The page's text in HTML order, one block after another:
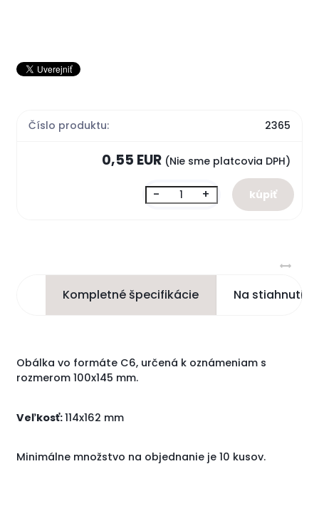
Číslo produktu: 2365
0,55 EUR (Nie sme platcovia DPH)
- +
Kompletné špecifikácie Na stiahnutie
Obálka vo formáte C6, určená k oznámeniam s
rozmerom 100x145 mm.
Veľkosť:114x162 mm
Minimálne množstvo na objednanie je 10 kusov.